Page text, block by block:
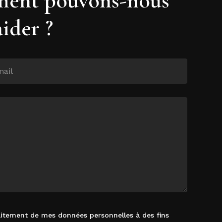
?
de mes données personnelles à des fins